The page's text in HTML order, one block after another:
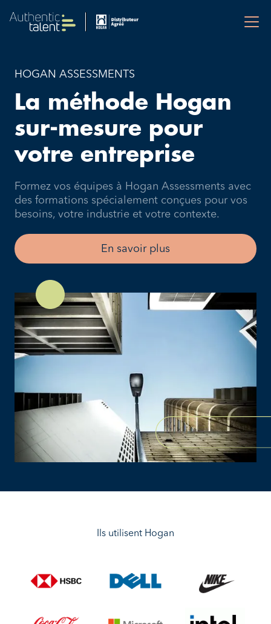
HOGAN ASSESSMENTS
La méthode Hogan
sur-mesure pour
votre entreprise
Formez vos équipes à Hogan Assessments avec
des formations spécialement conçues pour vos
besoins, votre industrie et votre contexte.
En savoir plus
Ils utilisent Hogan